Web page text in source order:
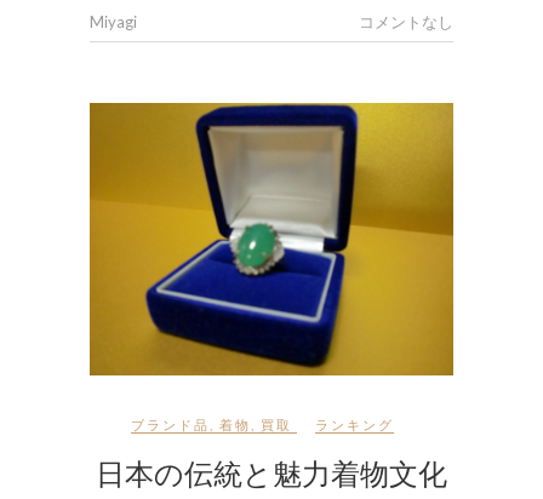
Miyagi コメントなし
ブランド品 着物 買取 ランキング
日本の伝統と魅力着物文化